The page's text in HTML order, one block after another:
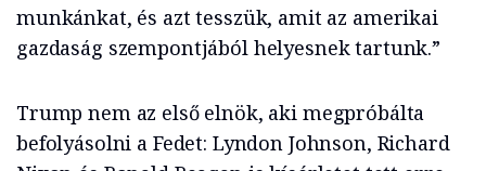
munkánkat, és azt tesszük, amit az amerikai
gazdaság szempontjából helyesnek tartunk.”
Trump nem az első elnök, aki megpróbálta
befolyásolni a Fedet: Lyndon Johnson, Richard